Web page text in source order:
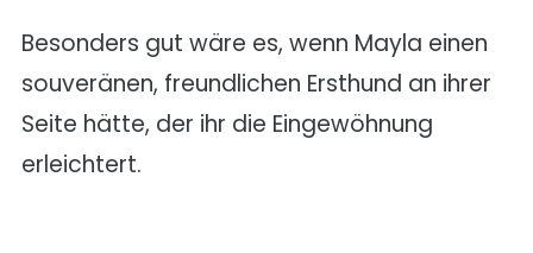
Besonders gut wäre es, wenn Mayla einen
souveränen, freundlichen Ersthund an ihrer
Seite hätte, der ihr die Eingewöhnung
erleichtert.